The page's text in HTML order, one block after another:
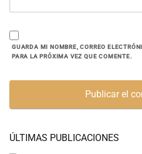
GUARDA MI NOMBRE, CORREO
PARA LA PRÓXIMA VEZ QUE COMENTE.
ÚLTIMAS PUBLICACIONES